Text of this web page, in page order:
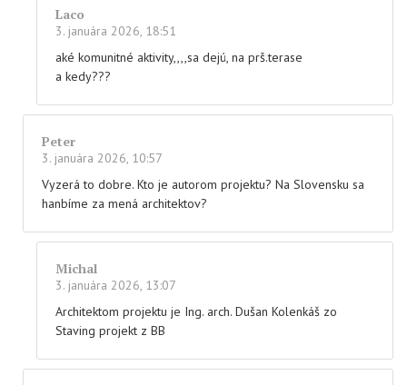
Laco
3. januára 2026, 18:51
aké komunitné aktivity,,,,sa dejú, na prš.terase
a kedy???
Peter
3. januára 2026, 10:57
Vyzerá to dobre. Kto je autorom projektu? Na Slovensku sa
hanbíme za mená architektov?
Michal
3. januára 2026, 13:07
Architektom projektu je Ing. arch. Dušan Kolenkáš zo
Staving projekt z BB